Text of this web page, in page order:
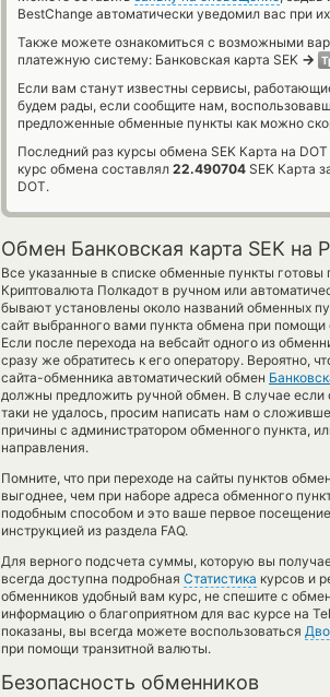
BestChange автоматически уведомил вас при
Также можете ознакомиться с возможными
платежную систему: Банковская карта SEK →
Если вам станут известны сервисы,
будем рады, если сообщите нам,
предложенные обменные пункты как можно
Последний раз курсы обмена SEK Карта на
курс обмена составлял 22.490704 SEK Карта
DOT.
Обмен Банковская карта SEK на
Все указанные в списке обменные пункты
Криптовалюта Полкадот в ручном или
бывают установлены около названий обменных
сайт выбранного вами пункта обмена при
Если после перехода на вебсайт одного из
сразу же обратитесь к его оператору. Вероятно,
сайта-обменника автоматический обмен
должны предложить ручной обмен. В случае
таки не удалось, просим написать нам о
причины с администратором обменного пункта,
направления.
Помните, что при переходе на сайты пунктов
выгоднее, чем при наборе адреса обменного
подобным способом и это ваше первое
инструкцией из раздела FAQ.
Для верного подсчета суммы, которую вы
всегда доступна подробная Статистика курсов и
обменников удобный вам курс, не спешите с
информацию о благоприятном для вас курсе на
показаны, вы всегда можете воспользоваться
при помощи транзитной валюты.
Безопасность обменников